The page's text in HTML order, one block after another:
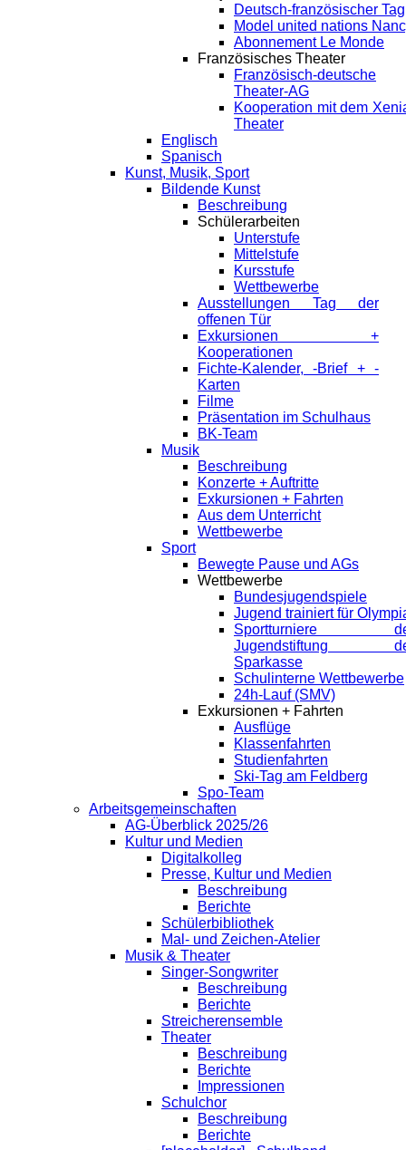
Deutsch-französischer Tag
Model united nations
Abonnement Le Monde
Französisches Theater
Französisch-deutsche
Theater-AG
Kooperation mit dem
Theater
Englisch
Spanisch
Kunst, Musik, Sport
Bildende Kunst
Beschreibung
Schülerarbeiten
Unterstufe
Mittelstufe
Kursstufe
Wettbewerbe
Ausstellungen Tag der
offenen Tür
Exkursionen +
Kooperationen
Fichte-Kalender, -Brief + -
Karten
Filme
Präsentation im Schulhaus
BK-Team
Musik
Beschreibung
Konzerte + Auftritte
Exkursionen + Fahrten
Aus dem Unterricht
Wettbewerbe
Sport
Bewegte Pause und AGs
Wettbewerbe
Bundesjugendspiele
Jugend trainiert für
Sportturniere
Jugendstiftung
Sparkasse
Schulinterne Wettbewerbe
24h-Lauf (SMV)
Exkursionen + Fahrten
Ausflüge
Klassenfahrten
Studienfahrten
Ski-Tag am Feldberg
Spo-Team
Arbeitsgemeinschaften
AG-Überblick 2025/26
Kultur und Medien
Digitalkolleg
Presse, Kultur und Medien
Beschreibung
Berichte
Schülerbibliothek
Mal- und Zeichen-Atelier
Musik & Theater
Singer-Songwriter
Beschreibung
Berichte
Streicherensemble
Theater
Beschreibung
Berichte
Impressionen
Schulchor
Beschreibung
Berichte